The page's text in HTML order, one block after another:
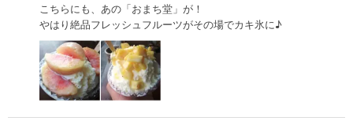
こちらにも、あの「おまち堂」が！
やはり絶品フレッシュフルーツがその場でカキ氷に♪